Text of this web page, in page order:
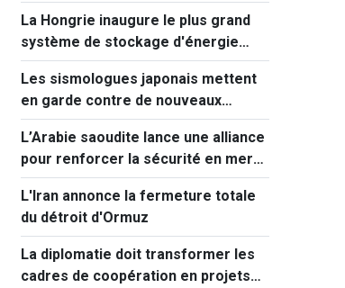
La Hongrie inaugure le plus grand
système de stockage d'énergie
d'Europe centrale
Les sismologues japonais mettent
en garde contre de nouveaux
séismes majeurs après celui de
Kumamoto
L’Arabie saoudite lance une alliance
pour renforcer la sécurité en mer
Rouge
L'Iran annonce la fermeture totale
du détroit d'Ormuz
La diplomatie doit transformer les
cadres de coopération en projets